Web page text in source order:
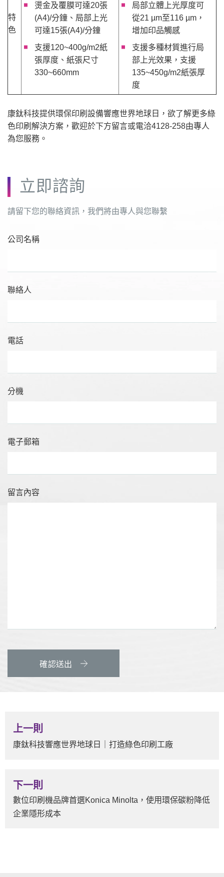
特
色
燙金及覆膜可達20張
(A4)/分鐘、局部上光
可達15張(A4)/分鐘
支援120~400g/m2紙
張厚度、紙張尺寸
330~660mm
局部立體上光厚度可
從21 µm至116 µm，
增加印品觸感
支援多種材質進行局
部上光效果，支援
135~450g/m2紙張厚
度
康鈦科技提供環保印刷設備響應世界地球日，欲了解更多綠
色印刷解決方案，歡迎於下方留言或電洽4128-258由專人
為您服務。
立即諮詢
請留下您的聯絡資訊，我們將由專人與您聯繫
公司名稱
聯絡人
電話
分機
電子郵箱
留言內容
確認送出
上一則
康鈦科技響應世界地球日｜打造綠色印刷工廠
數位印刷機品牌首選Konica Minolta，使用環保碳粉降低
企業隱形成本
下一則